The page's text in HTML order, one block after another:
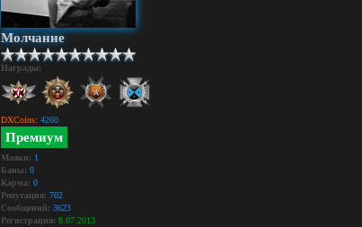
Молчание
Награды:
DXCoins: 4260
Премиум
Маяки: 1
Баны: 0
Карма: 0
Репутация: 702
Сообщений: 3623
Регистрация: 8.07.2013